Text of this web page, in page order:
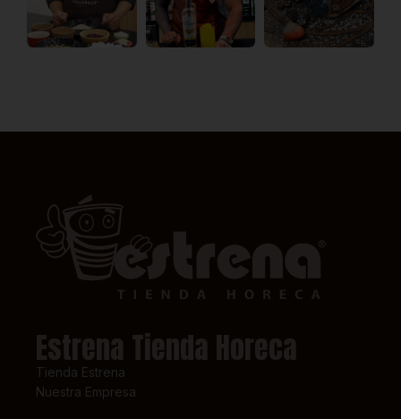
Estrena Tienda Horeca
Tienda Estrena
Nuestra Empresa